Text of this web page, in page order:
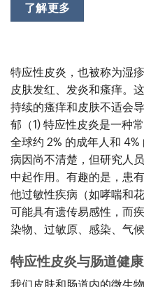
了解更多
特应性皮炎，也被称为湿
皮肤发红、发炎和瘙痒。
持续的瘙痒和皮肤不适会
郁（1) 特应性皮炎是一种
全球约 2% 的成年人和 4%
病因尚不清楚，但研究人
中起作用。有趣的是，患
他过敏性疾病（如哮喘和
可能具有遗传易感性，而
染物、过敏原、感染、气
特应性皮炎与肠道健